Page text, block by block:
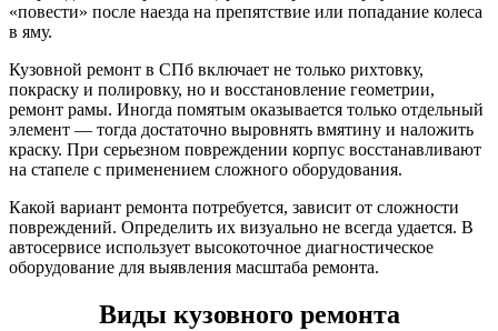
«повести» после наезда на препятствие или попадание колеса
в яму.
Кузовной ремонт в СПб включает не только рихтовку,
покраску и полировку, но и восстановление геометрии,
ремонт рамы. Иногда помятым оказывается только отдельный
элемент — тогда достаточно выровнять вмятину и наложить
краску. При серьезном повреждении корпус восстанавливают
на стапеле с применением сложного оборудования.
Какой вариант ремонта потребуется, зависит от сложности
повреждений. Определить их визуально не всегда удается. В
автосервисе использует высокоточное диагностическое
оборудование для выявления масштаба ремонта.
Виды кузовного ремонта